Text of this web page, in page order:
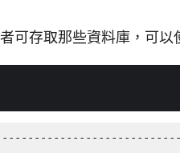
可存取那些資料庫，可以